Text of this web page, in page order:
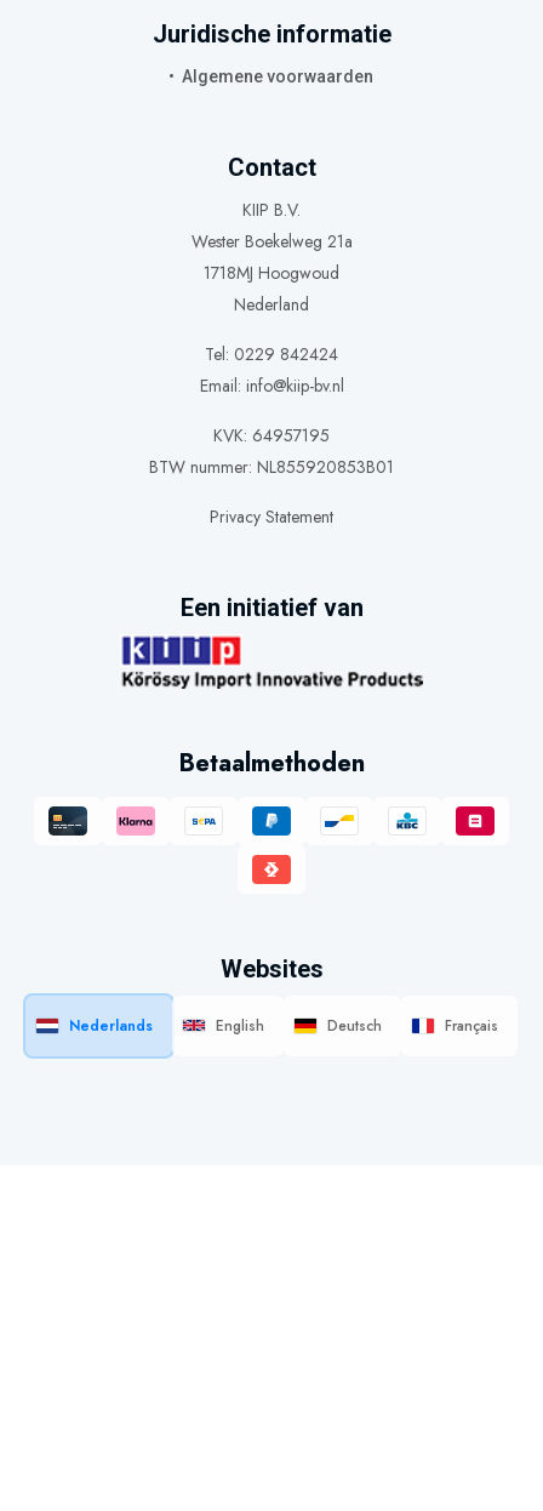
Juridische informatie
Algemene voorwaarden
Contact
KIIP B.V.
Wester Boekelweg 21a
1718MJ Hoogwoud
Nederland
Tel: 0229 842424
Email: info@kiip-bv.nl
KVK: 64957195
BTW nummer: NL855920853B01
Privacy Statement
Een initiatief van
Betaalmethoden
Websites
Nederlands English Deutsch Français